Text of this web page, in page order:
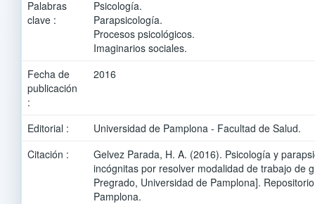
Palabras
clave :
Psicología.
Parapsicología.
Procesos psicológicos.
Imaginarios sociales.
Fecha de
publicación
:
2016
Editorial :
Universidad de Pamplona - Facultad de Salud.
Citación :
Gelvez Parada, H. A. (2016). Psicología y
incógnitas por resolver modalidad de trabajo de
Pregrado, Universidad de Pamplona].
Pamplona.